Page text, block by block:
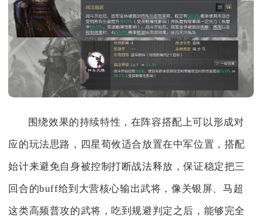
围绕效果的持续特性，在阵容搭配上可以形成对
应的玩法思路，四星荀攸适合放置在中军位置，搭配
始计来避免自身被控制打断战法释放，保证稳定把三
回合的buff给到大营核心输出武将，像关银屏、马超
这类高频普攻的武将，吃到规避判定之后，能够完全